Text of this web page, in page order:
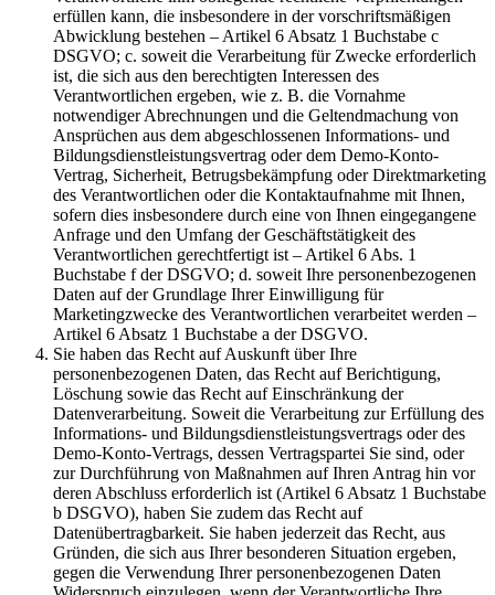
erfüllen kann, die insbesondere in der vorschriftsmäßigen
Abwicklung bestehen – Artikel 6 Absatz 1 Buchstabe c
DSGVO; c. soweit die Verarbeitung für Zwecke erforderlich
ist, die sich aus den berechtigten Interessen des
Verantwortlichen ergeben, wie z. B. die Vornahme
notwendiger Abrechnungen und die Geltendmachung von
Ansprüchen aus dem abgeschlossenen Informations- und
Bildungsdienstleistungsvertrag oder dem Demo-Konto-
Vertrag, Sicherheit, Betrugsbekämpfung oder Direktmarketing
des Verantwortlichen oder die Kontaktaufnahme mit Ihnen,
sofern dies insbesondere durch eine von Ihnen eingegangene
Anfrage und den Umfang der Geschäftstätigkeit des
Verantwortlichen gerechtfertigt ist – Artikel 6 Abs. 1
Buchstabe f der DSGVO; d. soweit Ihre personenbezogenen
Daten auf der Grundlage Ihrer Einwilligung für
Marketingzwecke des Verantwortlichen verarbeitet werden –
Artikel 6 Absatz 1 Buchstabe a der DSGVO.
Sie haben das Recht auf Auskunft über Ihre
personenbezogenen Daten, das Recht auf Berichtigung,
Löschung sowie das Recht auf Einschränkung der
Datenverarbeitung. Soweit die Verarbeitung zur Erfüllung des
Informations- und Bildungsdienstleistungsvertrags oder des
Demo-Konto-Vertrags, dessen Vertragspartei Sie sind, oder
zur Durchführung von Maßnahmen auf Ihren Antrag hin vor
deren Abschluss erforderlich ist (Artikel 6 Absatz 1 Buchstabe
b DSGVO), haben Sie zudem das Recht auf
Datenübertragbarkeit. Sie haben jederzeit das Recht, aus
Gründen, die sich aus Ihrer besonderen Situation ergeben,
gegen die Verwendung Ihrer personenbezogenen Daten